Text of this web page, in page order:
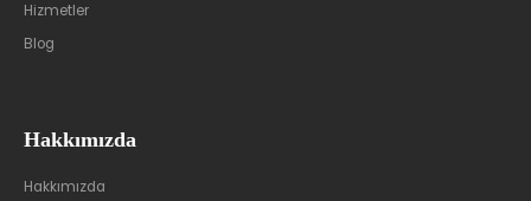
Hizmetler
Blog
Hakkımızda
Hakkımızda